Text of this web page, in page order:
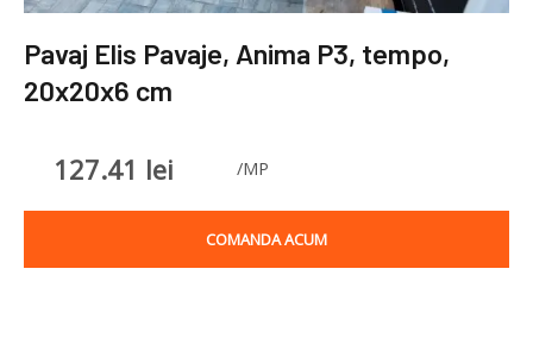
Pavaj Elis Pavaje, Anima P3, tempo,
20x20x6 cm
127.41 lei /MP
COMANDA ACUM